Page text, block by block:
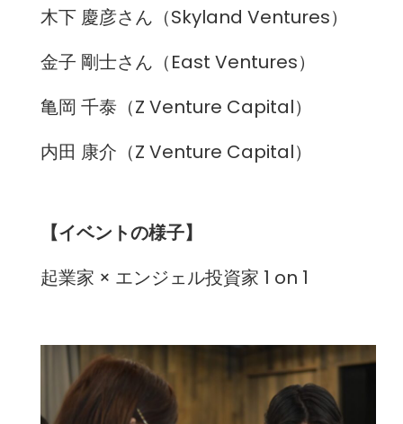
木下 慶彦さん（Skyland Ventures）
金子 剛士さん（East Ventures）
亀岡 千泰（Z Venture Capital）
内田 康介（Z Venture Capital）
【イベントの様子】
起業家 × エンジェル投資家 1 on 1